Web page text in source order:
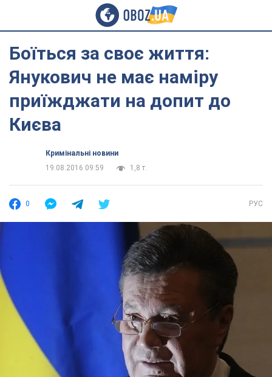
Боїться за своє життя:
Янукович не має наміру
приїжджати на допит до
Києва
Кримінальні новини
19.08.2016 09:59
1,8 т.
0 РУС